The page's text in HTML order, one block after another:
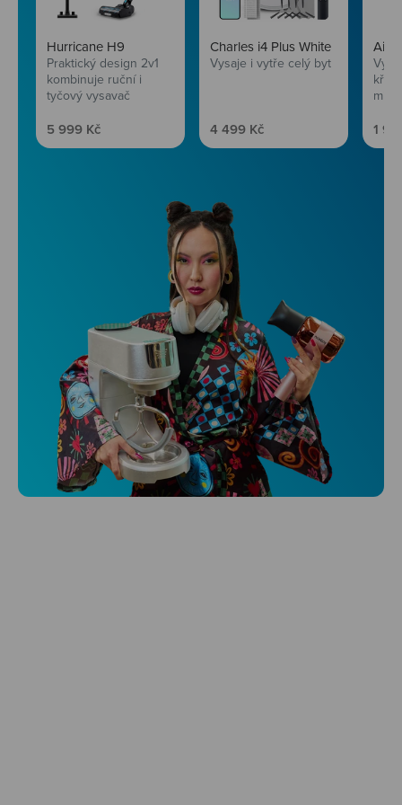
Hurricane H9
Praktický design 2v1
kombinuje ruční i
tyčový vysavač
Prodejní cena
5 999 Kč
Charles i4 Plus White
Vysaje i vytře celý byt
Prodejní cena
4 499 Kč 1
Niceboy ONE Ultra
Hlídá ti zdraví, spánek i pohyb a ještě k
tomu platí.